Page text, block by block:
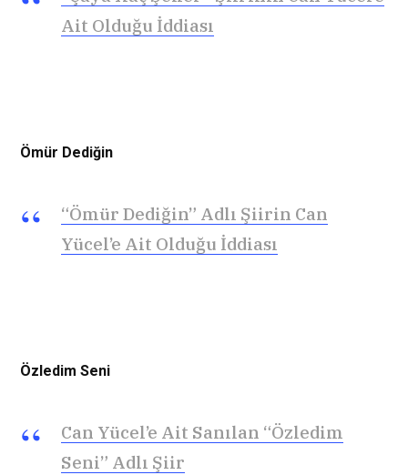
Ait Olduğu İddiası
Ömür Dediğin
“Ömür Dediğin” Adlı Şiirin Can
Yücel’e Ait Olduğu İddiası
Özledim Seni
Can Yücel’e Ait Sanılan “Özledim
Seni” Adlı Şiir